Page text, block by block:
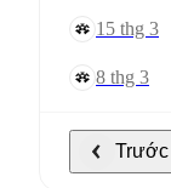
15 thg 3
8 thg 3
Trước